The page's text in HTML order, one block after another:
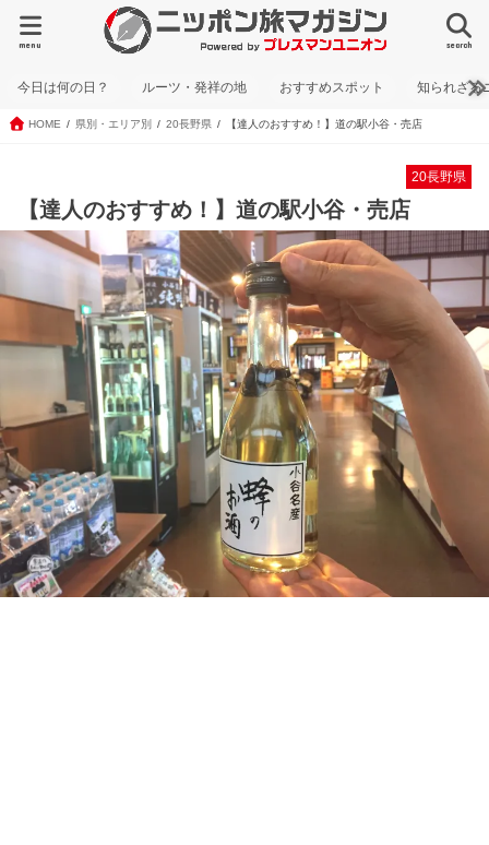
search
menu
今日は何の日？ ルーツ・発祥の地 おすすめスポット 知られざる
HOME 県別・エリア別 20長野県 【達人のおすすめ！】道の駅小谷・売店
20長野県
【達人のおすすめ！】道の駅小谷・売店